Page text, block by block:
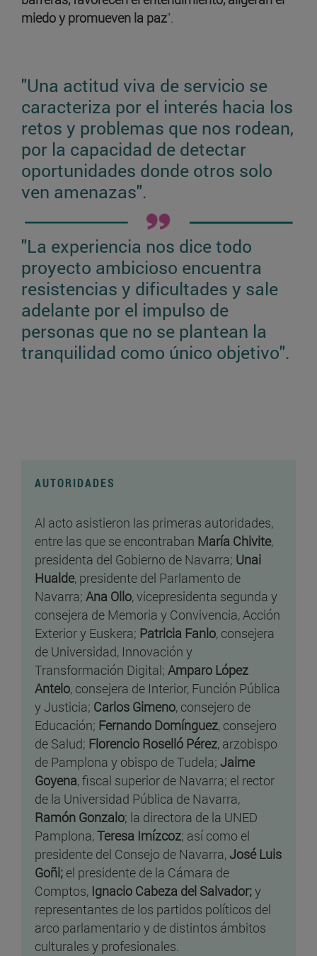
miedo y promueven la paz".
"Una actitud viva de servicio se
caracteriza por el interés hacia los
retos y problemas que nos rodean,
por la capacidad de detectar
oportunidades donde otros solo
ven amenazas".
"La experiencia nos dice todo
proyecto ambicioso encuentra
resistencias y dificultades y sale
adelante por el impulso de
personas que no se plantean la
tranquilidad como único objetivo".
AUTORIDADES
Al acto asistieron las primeras autoridades,
entre las que se encontraban María Chivite,
presidenta del Gobierno de Navarra; Unai
Hualde, presidente del Parlamento de
Navarra;Ana Ollo, vicepresidenta segunda y
consejera de Memoria y Convivencia, Acción
Exterior y Euskera; Patricia Fanlo, consejera
de Universidad, Innovación y
Transformación Digital;Amparo López
Antelo, consejera de Interior, Función Pública
y Justicia; Carlos Gimeno, consejero de
Educación; Fernando Domínguez, consejero
de Salud; Florencio Roselló Pérez, arzobispo
de Pamplona y obispo de Tudela;Jaime
Goyena, fiscal superior de Navarra; el rector
de la Universidad Pública de Navarra,
Ramón Gonzalo; la directora de la UNED
Pamplona,Teresa Imízcoz; así como el
presidente del Consejo de Navarra,José Luis
Goñi; el presidente de la Cámara de
Comptos, Ignacio Cabeza del Salvador;y
representantes de los partidos políticos del
arco parlamentario y de distintos ámbitos
culturales y profesionales.